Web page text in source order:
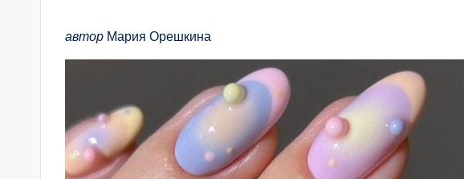
автор Мария Орешкина